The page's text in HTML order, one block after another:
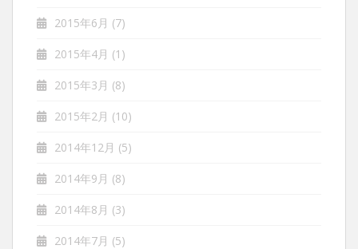
2015年6月 (7)
2015年4月 (1)
2015年3月 (8)
2015年2月 (10)
2014年12月 (5)
2014年9月 (8)
2014年8月 (3)
2014年7月 (5)